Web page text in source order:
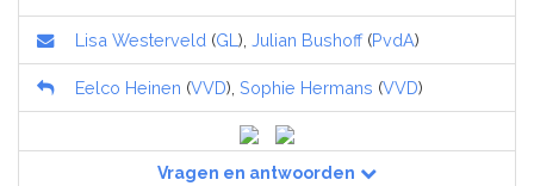
Lisa Westerveld (GL ), Julian Bushoff(PvdA)
Eelco Heinen (VVD), Sophie Hermans (VVD)
Vragen en antwoorden